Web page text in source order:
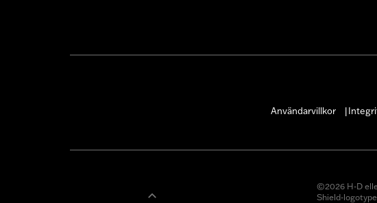
Användarvillkor
©2026 H-D
Shield-